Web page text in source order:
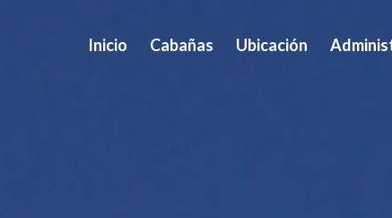
Inicio Cabañas Ubicación